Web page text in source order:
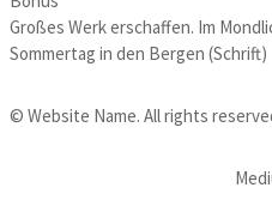
Großes Werk erschaffen. Im
Sommertag in den Bergen (Schrift)
© Website Name. All rights